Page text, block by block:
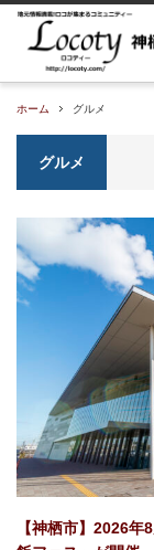
ホーム グルメ
グルメ
【神栖市】2026